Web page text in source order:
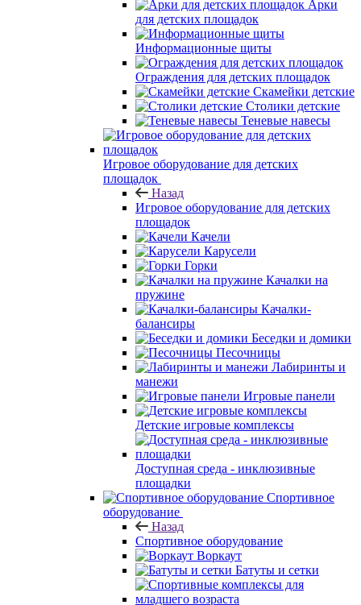
Арки
для детских площадок
Информационные щиты
Ограждения для детских площадок
Скамейки детские
Столики детские
Теневые навесы
Игровое оборудование для детских
площадок
Назад
Игровое оборудование для детских
площадок
Качели
Карусели
Горки
Качалки на
пружине
Качалки-
балансиры
Беседки и домики
Песочницы
Лабиринты и
манежи
Игровые панели
Детские игровые комплексы
Доступная среда - инклюзивные
площадки
Спортивное
оборудование
Назад
Спортивное оборудование
Воркаут
Батуты и сетки